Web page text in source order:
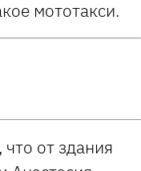
мототакси.